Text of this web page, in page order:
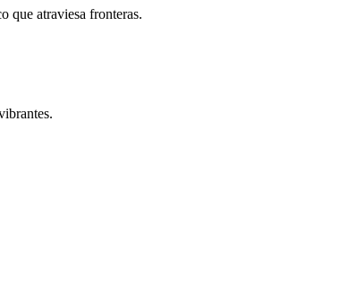
que atraviesa fronteras.